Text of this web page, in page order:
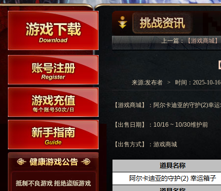
上一篇：【游戏商城
来源:发布者 > 时间：2025-10-16
【游戏商城】：阿尔卡迪亚的守护(2)幸
【出售日期】：10/16 ~ 10/30维护前
【出售方式】：游戏商城